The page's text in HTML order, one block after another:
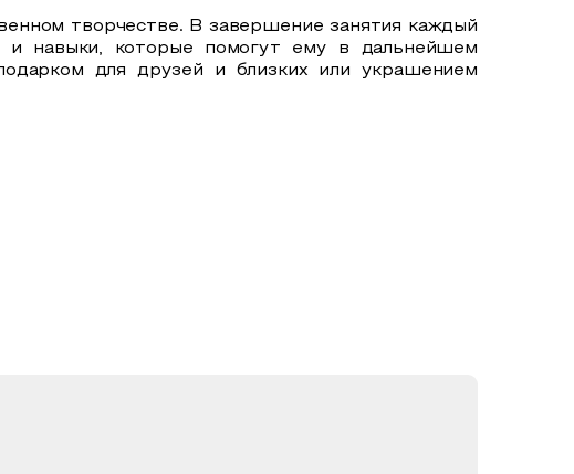
творчестве.
В завершение занятия каждый
и навыки, которые помогут ему в дальнейшем
для друзей и близких или украшением